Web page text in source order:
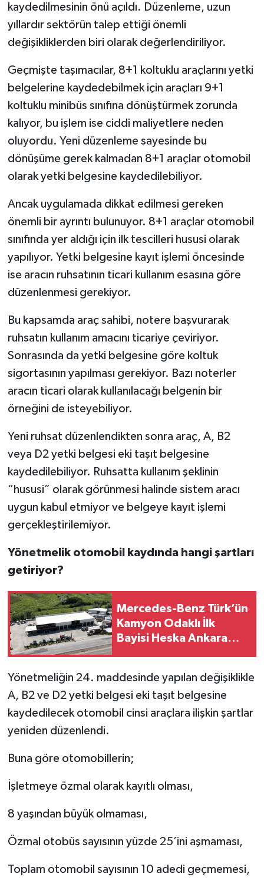
kaydedilmesinin önü açıldı. Düzenleme, uzun
yıllardır sektörün talep ettiği önemli
değişikliklerden biri olarak değerlendiriliyor.
Geçmişte taşımacılar, 8+1 koltuklu araçlarını yetki
belgelerine kaydedebilmek için araçları 9+1
koltuklu minibüs sınıfına dönüştürmek zorunda
kalıyor, bu işlem ise ciddi maliyetlere neden
oluyordu. Yeni düzenleme sayesinde bu
dönüşüme gerek kalmadan 8+1 araçlar otomobil
olarak yetki belgesine kaydedilebiliyor.
Ancak uygulamada dikkat edilmesi gereken
önemli bir ayrıntı bulunuyor. 8+1 araçlar otomobil
sınıfında yer aldığı için ilk tescilleri hususi olarak
yapılıyor. Yetki belgesine kayıt işlemi öncesinde
ise aracın ruhsatının ticari kullanım esasına göre
düzenlenmesi gerekiyor.
Bu kapsamda araç sahibi, notere başvurarak
ruhsatın kullanım amacını ticariye çeviriyor.
Sonrasında da yetki belgesine göre koltuk
sigortasının yapılması gerekiyor. Bazı noterler
aracın ticari olarak kullanılacağı belgenin bir
örneğini de isteyebiliyor.
Yeni ruhsat düzenlendikten sonra araç, A, B2
veya D2 yetki belgesi eki taşıt belgesine
kaydedilebiliyor. Ruhsatta kullanım şeklinin
“hususi” olarak görünmesi halinde sistem aracı
uygun kabul etmiyor ve belgeye kayıt işlemi
gerçekleştirilemiyor.
Yönetmelik otomobil kaydında hangi şartları
getiriyor?
Mercedes-Benz Türk’ün
Kamyon Odaklı İlk
Bayisi Heska Ankara
Yönetmeliğin 24. maddesinde yapılan değişiklikle
A, B2 ve D2 yetki belgesi eki taşıt belgesine
kaydedilecek otomobil cinsi araçlara ilişkin şartlar
yeniden düzenlendi.
Buna göre otomobillerin;
İşletmeye özmal olarak kayıtlı olması,
8 yaşından büyük olmaması,
Özmal otobüs sayısının yüzde 25’ini aşmaması,
Toplam otomobil sayısının 10 adedi geçmemesi,